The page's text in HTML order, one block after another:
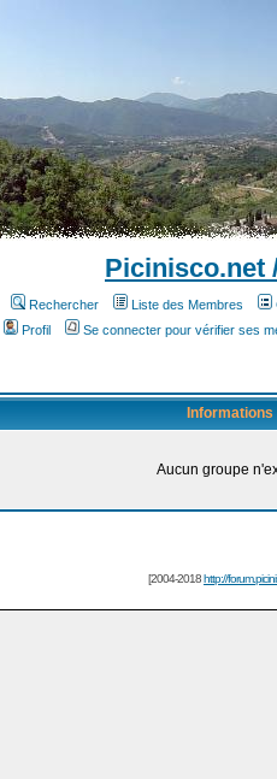
Picinisco.net
Rechercher Liste des Membres
Profil
Se connecter pour vérifier ses
Informations
Aucun groupe
[2004-2018http://